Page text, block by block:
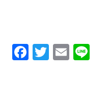
Facebook
TwitterEmail